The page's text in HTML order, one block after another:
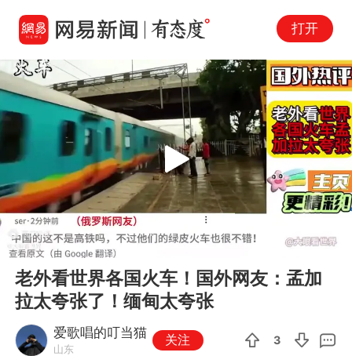
打开
00:00 02:01
Play
老外看世界各国火车！国外网友：孟加
拉太夸张了！缅甸太夸张
爱歌唱的叮当猫
山东
关注 3